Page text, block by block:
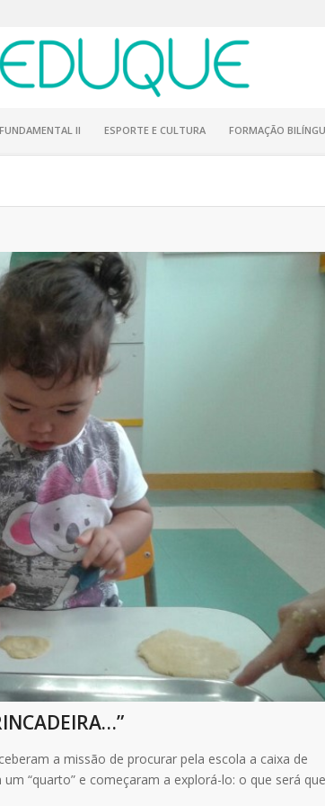
FUNDAMENTAL II ESPORTE E CULTURA FORMAÇÃO
a missão de procurar pela escola a caixa de
“quarto” e começaram a explorá-lo: o que será que